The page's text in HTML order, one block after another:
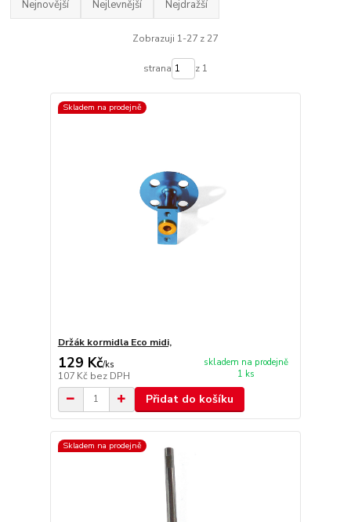
Nejnovější Nejlevnější Nejdražší
Zobrazuji 1-27 z 27
strana z 1
Skladem na prodejně
Držák kormidla Eco midi,
129 Kč/ks
107 Kč bez DPH
skladem na prodejně
1 ks
Přidat do košíku
Skladem na prodejně